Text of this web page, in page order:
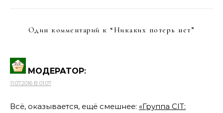
Один комментарий к “ Никаких потерь нет”
МОДЕРАТОР:
11.07.2016 В 01:07
Всё, оказывается, ещё смешнее: «Группа CIT: